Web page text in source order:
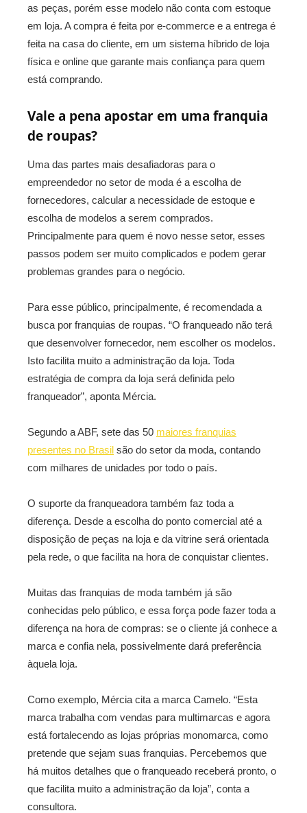
as peças, porém esse modelo não conta com estoque
em loja. A compra é feita por e-commerce e a entrega é
feita na casa do cliente, em um sistema híbrido de loja
física e online que garante mais confiança para quem
está comprando.
Vale a pena apostar em uma franquia
de roupas?
Uma das partes mais desafiadoras para o
empreendedor no setor de moda é a escolha de
fornecedores, calcular a necessidade de estoque e
escolha de modelos a serem comprados.
Principalmente para quem é novo nesse setor, esses
passos podem ser muito complicados e podem gerar
problemas grandes para o negócio.
Para esse público, principalmente, é recomendada a
busca por franquias de roupas. “O franqueado não terá
que desenvolver fornecedor, nem escolher os modelos.
Isto facilita muito a administração da loja. Toda
estratégia de compra da loja será definida pelo
franqueador”, aponta Mércia.
Segundo a ABF, sete das 50 maiores franquias
presentes no Brasil são do setor da moda, contando
com milhares de unidades por todo o país.
O suporte da franqueadora também faz toda a
diferença. Desde a escolha do ponto comercial até a
disposição de peças na loja e da vitrine será orientada
pela rede, o que facilita na hora de conquistar clientes.
Muitas das franquias de moda também já são
conhecidas pelo público, e essa força pode fazer toda a
diferença na hora de compras: se o cliente já conhece a
marca e confia nela, possivelmente dará preferência
àquela loja.
Como exemplo, Mércia cita a marca Camelo. “Esta
marca trabalha com vendas para multimarcas e agora
está fortalecendo as lojas próprias monomarca, como
pretende que sejam suas franquias. Percebemos que
há muitos detalhes que o franqueado receberá pronto, o
que facilita muito a administração da loja”, conta a
consultora.